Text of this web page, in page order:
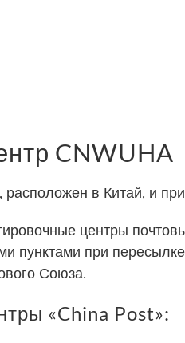
CNWUHA
в Китай, и
центры
пунктами при
Союза.
«China Post»: